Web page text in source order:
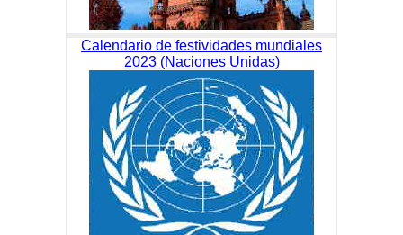
Calendario de festividades mundiales
2023 (Naciones Unidas)